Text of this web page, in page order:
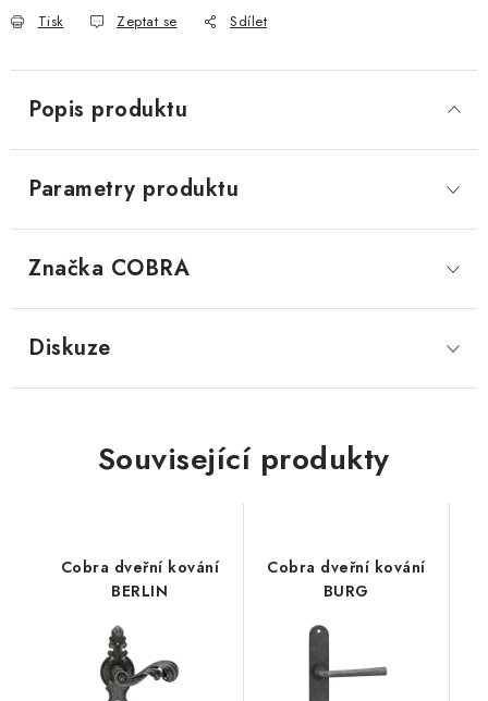
TREZORY
ZNAČKY
Tisk Zeptat se Sdílet
Popis produktu
Parametry produktu
Značka COBRA
Diskuze
Související produkty
Cobra dveřní kování
BERLIN
Cobra dveřní kování
BURG